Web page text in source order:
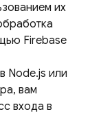
их
Firebase
Node.js или
вам
входа в